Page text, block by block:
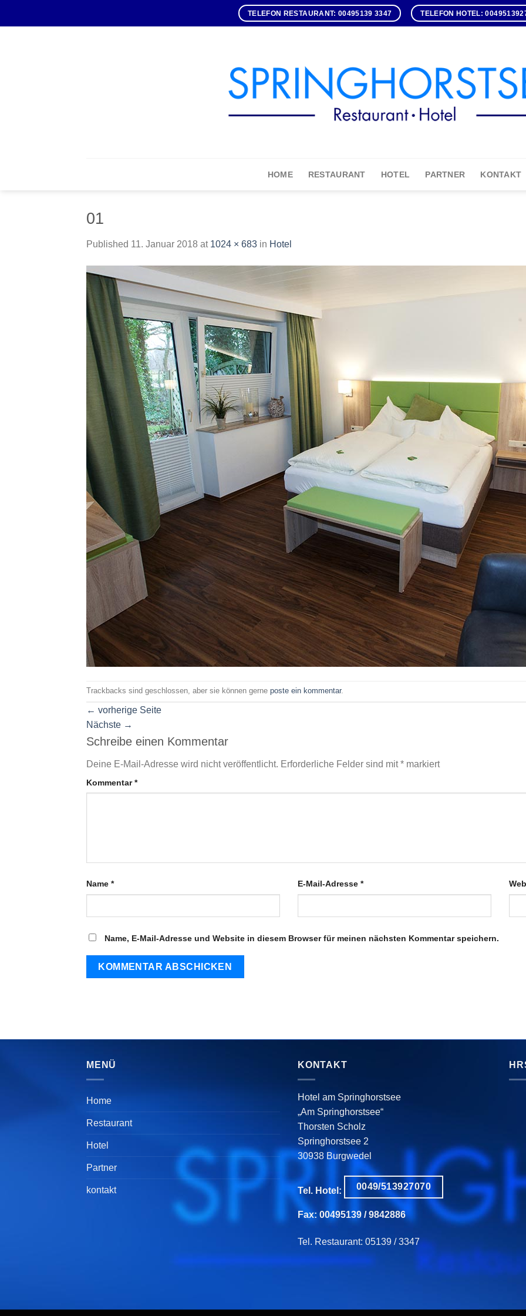
TELEFON RESTAURANT: 00495139 3347 TELEFON HOTEL:
HOME RESTAURANT HOTEL PARTNER KONTAKT
01
Published 11. Januar 2018 at 1024 × 683 in Hotel
Trackbacks sind geschlossen, aber sie können gerne poste ein kommentar.
← vorherige Seite
Nächste →
Schreibe einen Kommentar
Deine E-Mail-Adresse wird nicht veröffentlicht. Erforderliche Felder sind mit* markiert
Kommentar*
Name * E-Mail-Adresse *
Name, E-Mail-Adresse und Website in diesem Browser für meinen nächsten Kommentar speichern.
MENÜ
Home
Restaurant
Hotel
Partner
kontakt
KONTAKT
Hotel am Springhorstsee
„Am Springhorstsee“
Thorsten Scholz
Springhorstsee 2
30938 Burgwedel
Tel. Hotel: 0049/513927070
Fax: 00495139 / 9842886
Tel. Restaurant: 05139 / 3347